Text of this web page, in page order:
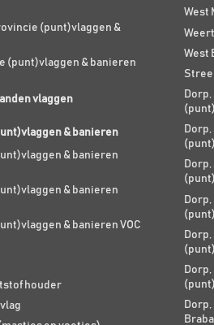
(punt)vlaggen &
(punt)vlaggen & banieren
vlaggen
& banieren
& banieren
& banieren
& banieren VOC
houder
West
Weert
West